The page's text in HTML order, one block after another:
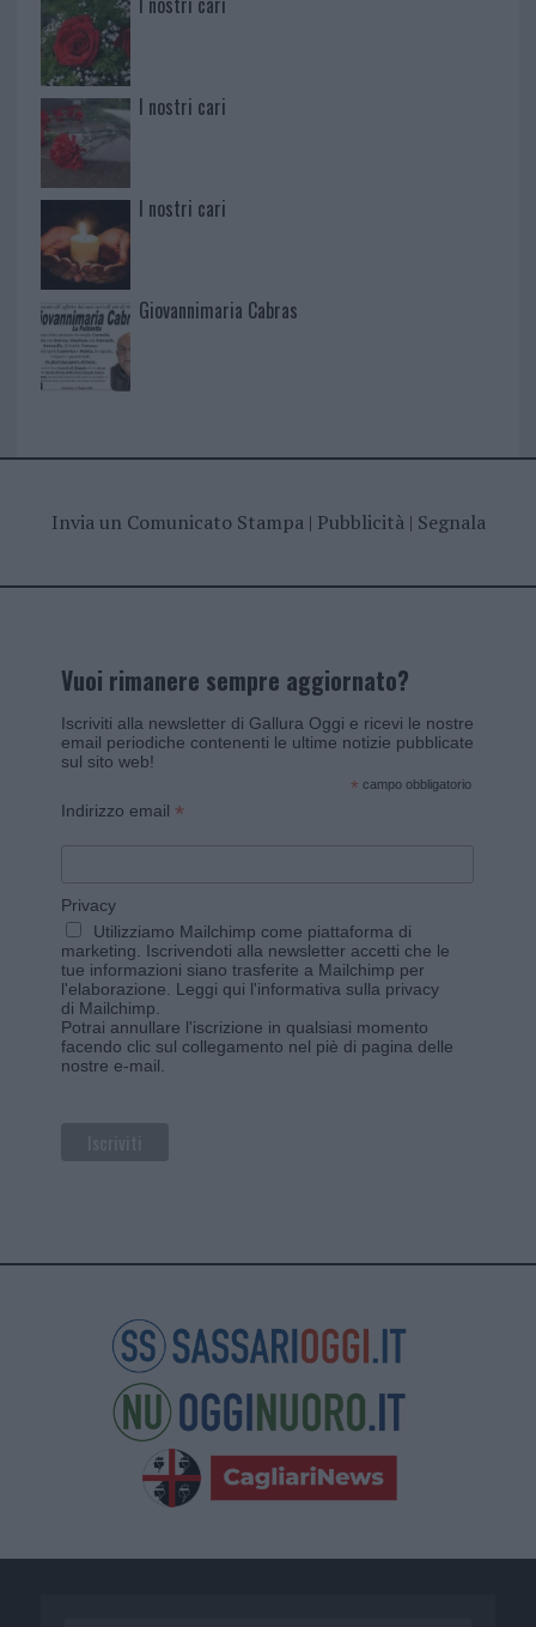
I nostri cari
I nostri cari
Giovannimaria Cabras
Invia un Comunicato Stampa| Pubblicità| Segnala
Vuoi rimanere sempre aggiornato?
Iscriviti alla newsletter di Gallura Oggi e ricevi le nostre
email periodiche contenenti le ultime notizie pubblicate
sul sito web!
* campo obbligatorio
Indirizzo email *
Privacy
Utilizziamo Mailchimp come piattaforma di
marketing. Iscrivendoti alla newsletter accetti che le
tue informazioni siano trasferite a Mailchimp per
l'elaborazione. Leggi qui l'informativa sulla privacy
di Mailchimp.
Potrai annullare l'iscrizione in qualsiasi momento
facendo clic sul collegamento nel piè di pagina delle
nostre e-mail.